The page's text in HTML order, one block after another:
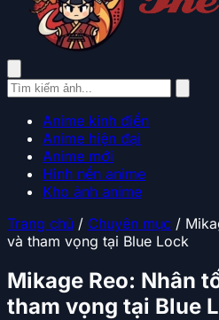
Anime kinh điển
Anime hiện đại
Anime mới
Hình nền anime
Kho ảnh anime
Trang chủ / Chuyên mục /
và tham vọng tại Blue Lock
Mikage Reo: Nhân
tham vọng tại Blue